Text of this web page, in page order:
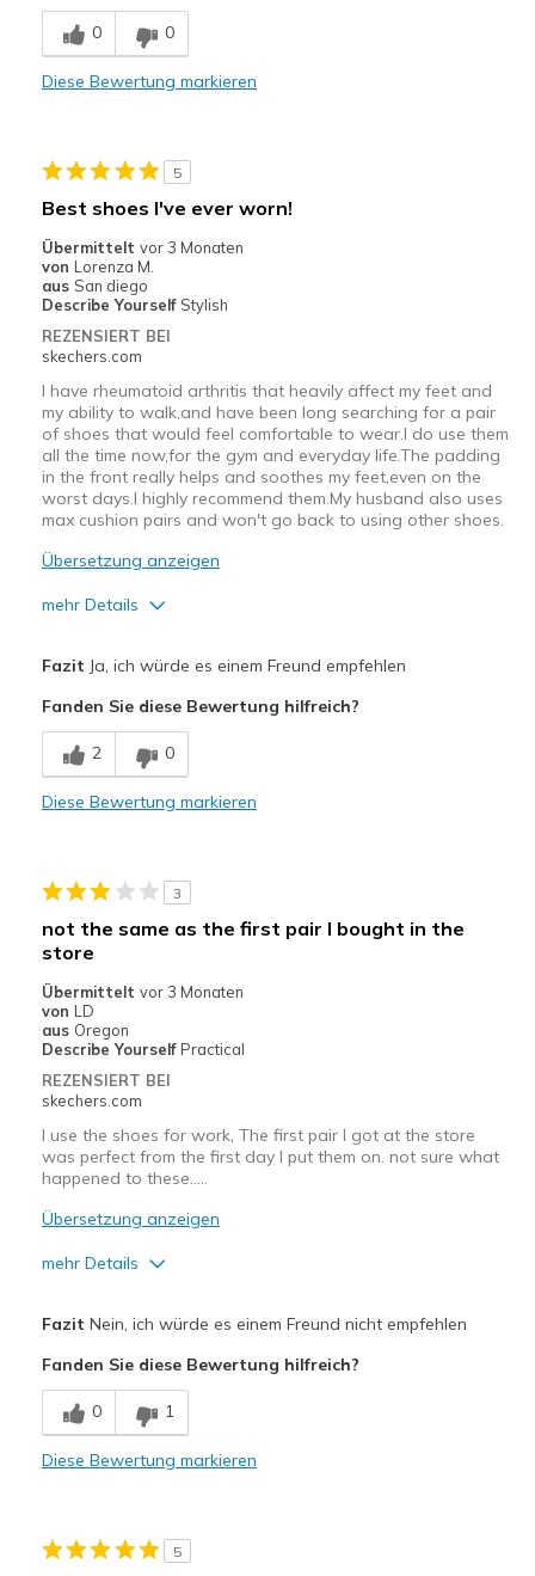
Going Out
Special Occasions
Width
Sizing
Feels true to size
View On Shoes
I'm Really Into Shoes
0 0
Diese Bewertung markieren
5
Best shoes I've ever worn!
Übermittelt vor 3 Monaten
von Lorenza M.
aus San diego
Describe Yourself Stylish
REZENSIERT BEI
skechers.com
I have rheumatoid arthritis that heavily affect my feet and
my ability to walk,and have been long searching for a pair
of shoes that would feel comfortable to wear.I do use them
all the time now,for the gym and everyday life.The padding
in the front really helps and soothes my feet,even on the
worst days.I highly recommend them.My husband also uses
max cushion pairs and won't go back to using other shoes.
Übersetzung anzeigen
mehr Details
Breathe Well
Comfortable
Sizing
Feels true to size
View On Shoes
I'm Really Into Shoes
Fazit Ja, ich würde es einem Freund empfehlen
Fanden Sie diese Bewertung hilfreich?
2 0
Diese Bewertung markieren
3
not the same as the first pair I bought in the
store
Übermittelt vor 3 Monaten
von LD
aus Oregon
Describe Yourself Practical
REZENSIERT BEI
skechers.com
I use the shoes for work, The first pair I got at the store
was perfect from the first day I put them on. not sure what
happened to these.....
Übersetzung anzeigen
mehr Details
Breathe Well
Durable
Need Break In
Fazit Nein, ich würde es einem Freund nicht empfehlen
Fanden Sie diese Bewertung hilfreich?
0 1
Diese Bewertung markieren
5